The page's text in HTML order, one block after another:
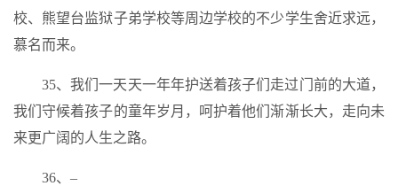
校、熊望台监狱子弟学校等周边学校的不少学生舍近求远，
慕名而来。
35、我们一天天一年年护送着孩子们走过门前的大道，
我们守候着孩子的童年岁月，呵护着他们渐渐长大，走向未
来更广阔的人生之路。
36、–